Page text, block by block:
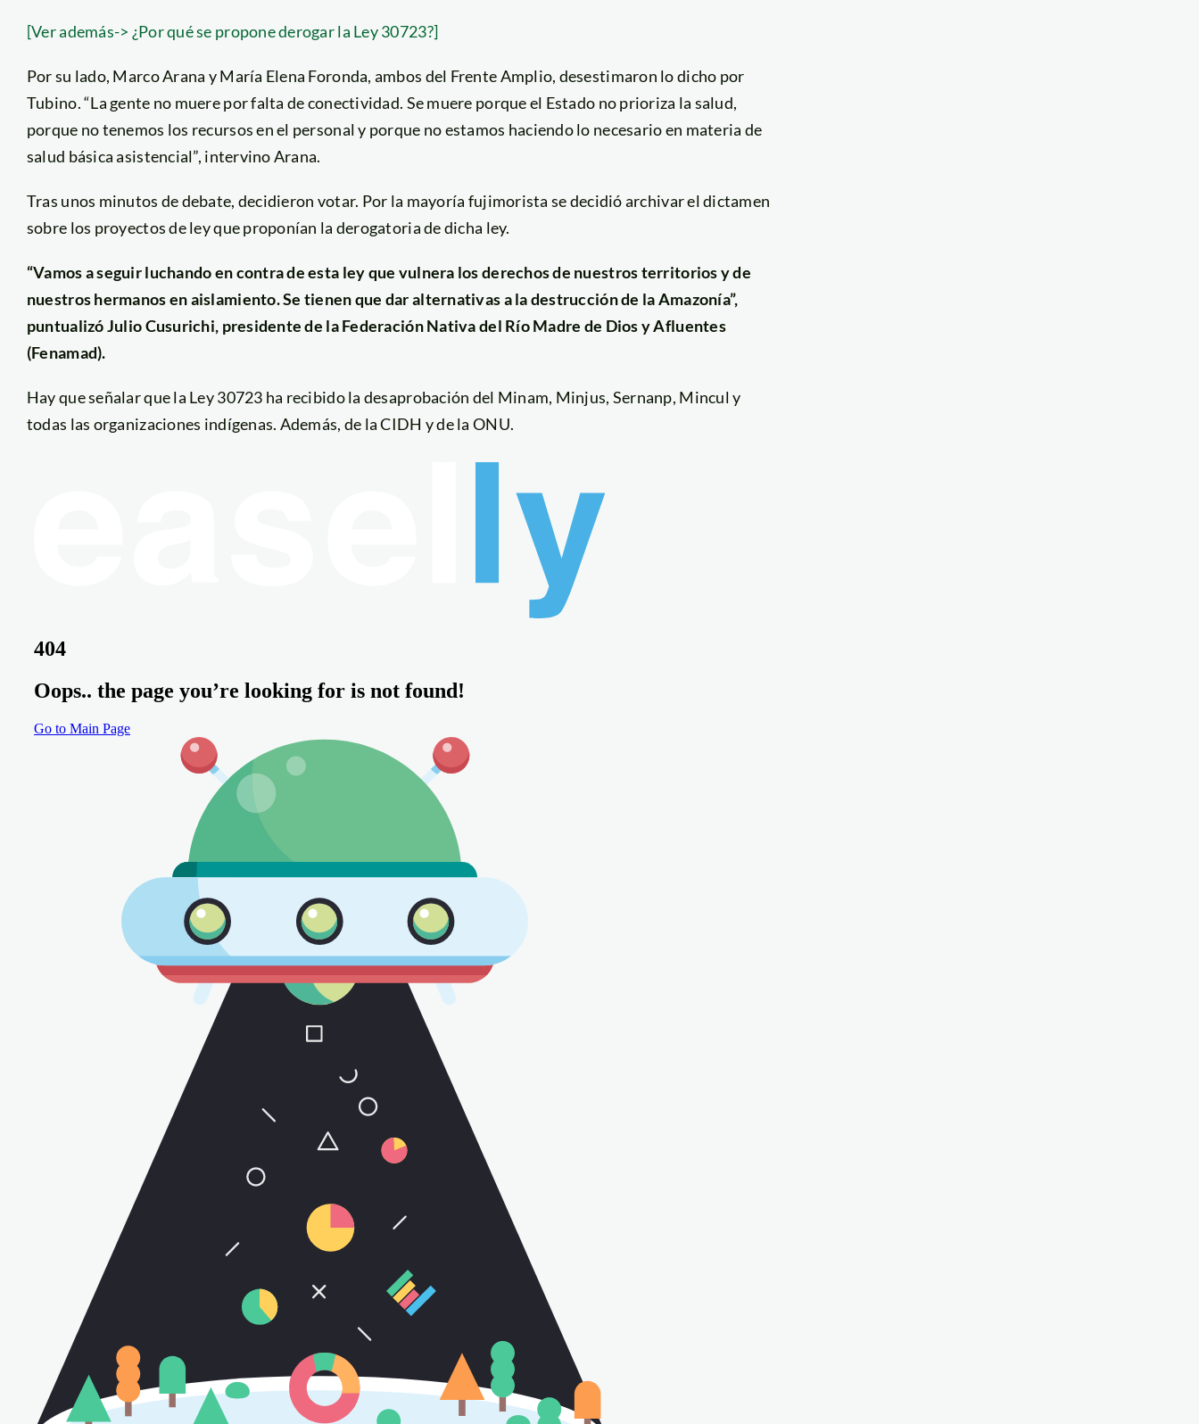
[Ver además-> ¿Por qué se propone derogar la Ley 30723?]
Por su lado, Marco Arana y María Elena Foronda, ambos del Frente Amplio, desestimaron lo dicho por
Tubino. “La gente no muere por falta de conectividad. Se muere porque el Estado no prioriza la salud,
porque no tenemos los recursos en el personal y porque no estamos haciendo lo necesario en materia de
salud básica asistencial”, intervino Arana.
Tras unos minutos de debate, decidieron votar. Por la mayoría fujimorista se decidió archivar el dictamen
sobre los proyectos de ley que proponían la derogatoria de dicha ley.
“Vamos a seguir luchando en contra de esta ley que vulnera los derechos de nuestros territorios y de
nuestros hermanos en aislamiento. Se tienen que dar alternativas a la destrucción de la Amazonía”,
puntualizó Julio Cusurichi, presidente de la Federación Nativa del Río Madre de Dios y Afluentes
(Fenamad).
Hay que señalar que la Ley 30723 ha recibido la desaprobación del Minam, Minjus, Sernanp, Mincul y
todas las organizaciones indígenas. Además, de la CIDH y de la ONU.